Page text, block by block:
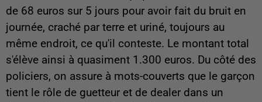
de 68 euros sur 5 jours pour avoir fait du bruit en
journée, craché par terre et uriné, toujours au
même endroit, ce qu'il conteste. Le montant total
s'élève ainsi à quasiment 1.300 euros. Du côté des
policiers, on assure à mots-couverts que le garçon
tient le rôle de guetteur et de dealer dans un